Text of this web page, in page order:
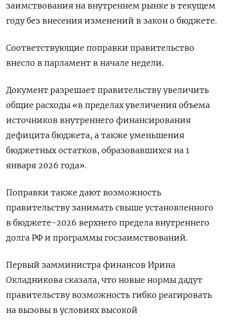
заимствования на внутреннем рынке в текущем
году без внесения изменений в закон о бюджете.
Соответствующие поправки правительство
внесло в парламент в начале недели.
Документ ‌разрешает правительству увеличить
общие расходы «в пределах увеличения объема
источников внутреннего финансирования
дефицита бюджета, а также уменьшения
бюджетных остатков, образовавшихся на 1
января 2026 года».
Поправки также дают возможность
правительству занимать свыше установленного
в бюджете-2026 верхнего предела внутреннего
долга РФ и программы госзаимствований.
Первый замминистра финансов ​Ирина
Окладникова сказала, что новые нормы дадут ​
правительству возможность гибко реагировать
на вызовы в ​условиях высокой